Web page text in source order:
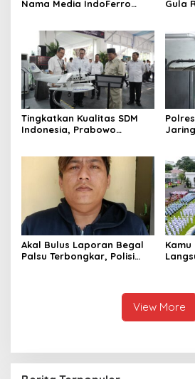
Nama Media IndoFerro
Gula
Tingkatkan Kualitas SDM
Indonesia, Prabowo
Terbaik Dunia
1,1
Akal Bulus Laporan Begal
Palsu Terbongkar, Polisi
Kamu
Sini
View More